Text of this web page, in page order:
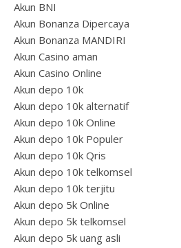
Akun BNI
Akun Bonanza Dipercaya
Akun Bonanza MANDIRI
Akun Casino aman
Akun Casino Online
Akun depo 10k
Akun depo 10k alternatif
Akun depo 10k Online
Akun depo 10k Populer
Akun depo 10k Qris
Akun depo 10k telkomsel
Akun depo 10k terjitu
Akun depo 5k Online
Akun depo 5k telkomsel
Akun depo 5k uang asli